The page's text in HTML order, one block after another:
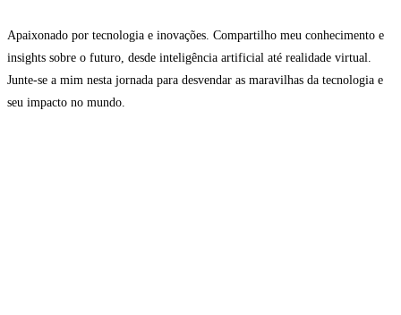
Apaixonado por tecnologia e inovações. Compartilho meu conhecimento e
insights sobre o futuro, desde inteligência artificial até realidade virtual.
Junte-se a mim nesta jornada para desvendar as maravilhas da tecnologia e
seu impacto no mundo.